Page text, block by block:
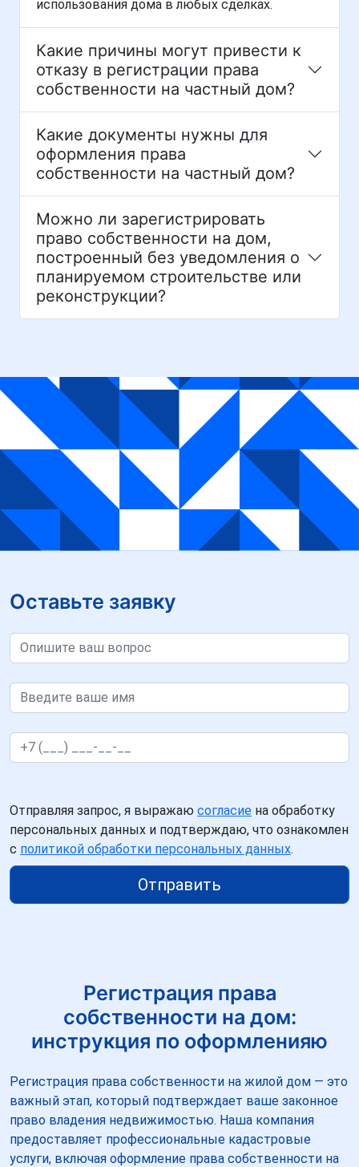
использования дома в любых сделках.
Какие причины могут привести к
отказу в регистрации права
собственности на частный дом?
Какие документы нужны для
оформления права
собственности на частный дом?
Можно ли зарегистрировать
право собственности на дом,
построенный без уведомления о
планируемом строительстве или
реконструкции?
Оставьте заявку
Отправляя запрос, я выражаю согласие на обработку
персональных данных и подтверждаю, что ознакомлен
с политикой обработки персональных данных.
Отправить
Регистрация права
собственности на дом:
инструкция по оформленияю
Регистрация права собственности на жилой дом — это
важный этап, который подтверждает ваше законное
право владения недвижимостью. Наша компания
предоставляет профессиональные кадастровые
услуги, включая оформление права собственности на